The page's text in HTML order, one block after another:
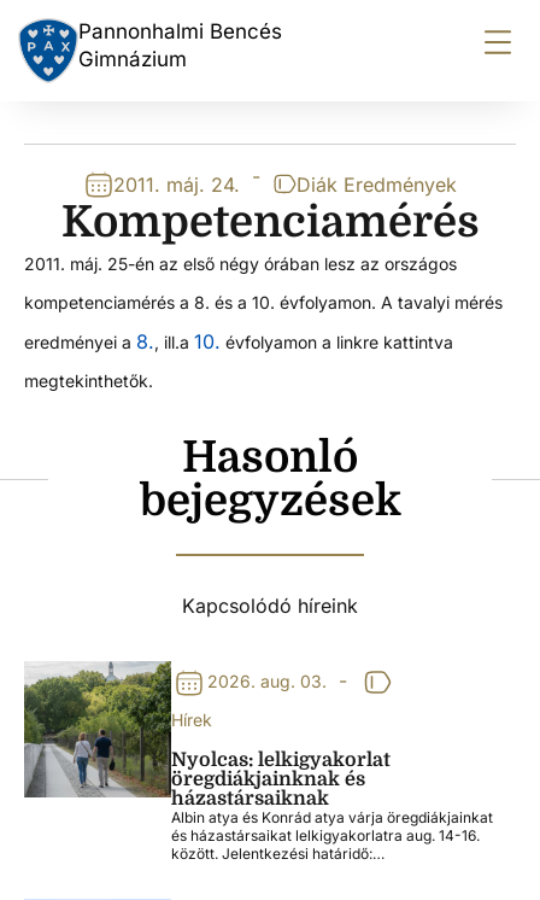
Pannonhalmi Bencés
Gimnázium
2011. máj. 24. - Diák Eredmények
Kompetenciamérés
2011. máj. 25-én az első négy órában lesz az országos
kompetenciamérés a 8. és a 10. évfolyamon. A tavalyi mérés
eredményei a 8., ill.a 10. évfolyamon a linkre kattintva
megtekinthetők.
Hasonló
bejegyzések
Kapcsolódó híreink
2026. aug. 03. -
Hírek
Nyolcas: lelkigyakorlat
öregdiákjainknak és
házastársaiknak
Albin atya és Konrád atya várja öregdiákjainkat
és házastársaikat lelkigyakorlatra aug. 14-16.
között. Jelentkezési határidő:…